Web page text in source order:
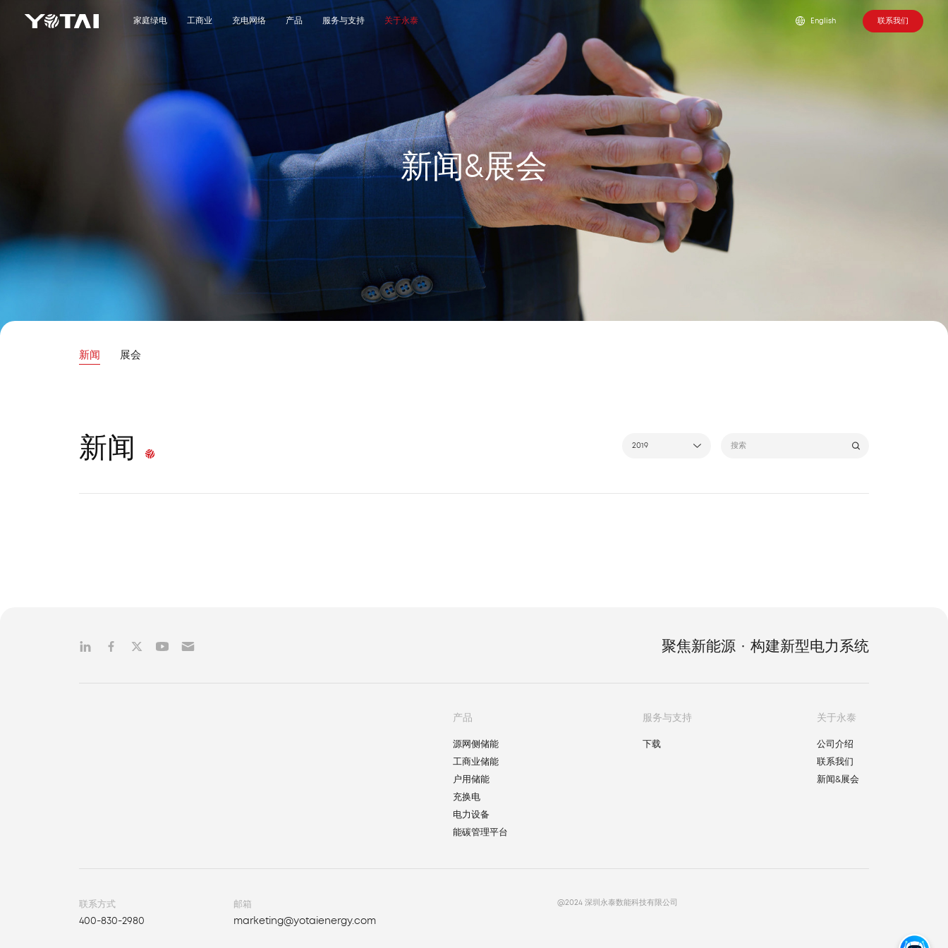
家庭绿电 工商业 充电网络 产品 服务与支持 关于永泰 English 联系我们
新闻&展会
新闻 展会
新闻 2019
2017
聚焦新能源 · 构建新型电力 系统
产品
源网侧储能
工商业储能
户用储能
充换电
电力设备
能碳管理平台
服务与支持
下载
关于永泰
公司介绍
联系我们
新闻&展会
联系方式
400-830-2980
邮箱
marketing@yotaienergy.com
@2024 深圳永泰数能科技有限公司